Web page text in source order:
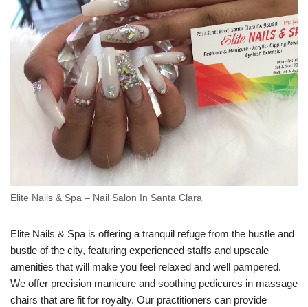
Elite Nails & Spa – Nail Salon In Santa Clara
Elite Nails & Spa is offering a tranquil refuge from the hustle and
bustle of the city, featuring experienced staffs and upscale
amenities that will make you feel relaxed and well pampered.
We offer precision manicure and soothing pedicures in massage
chairs that are fit for royalty. Our practitioners can provide